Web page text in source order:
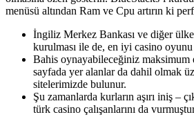
menüsü altından Ram ve Cpu artırın ki
İngiliz Merkez Bankası ve diğer ülke
kurulması ile de, en iyi casino oyunu
Bahis oynayabileceğiniz maksimum
sayfada yer alanlar da dahil olmak
sitelerimizde bulunur.
Şu zamanlarda kurların aşırı iniş –
türk casino çalışanlarını da